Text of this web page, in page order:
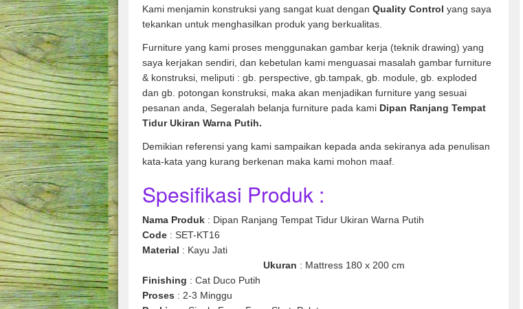
Kami menjamin konstruksi yang sangat kuat dengan Quality Control yang saya
tekankan untuk menghasilkan produk yang berkualitas.
Furniture yang kami proses menggunakan gambar kerja (teknik drawing) yang
saya kerjakan sendiri, dan kebetulan kami menguasai masalah gambar furniture
& konstruksi, meliputi : gb. perspective, gb.tampak, gb. module, gb. exploded
dan gb. potongan konstruksi, maka akan menjadikan furniture yang sesuai
pesanan anda, Segeralah belanja furniture pada kami Dipan Ranjang Tempat
Tidur Ukiran Warna Putih.
Demikian referensi yang kami sampaikan kepada anda sekiranya ada penulisan
kata-kata yang kurang berkenan maka kami mohon maaf.
Spesifikasi Produk :
Nama Produk : Dipan Ranjang Tempat Tidur Ukiran Warna Putih
Code : SET-KT16
Material : Kayu Jati
Ukuran : Mattress 180 x 200 cm
Finishing : Cat Duco Putih
Proses : 2-3 Minggu